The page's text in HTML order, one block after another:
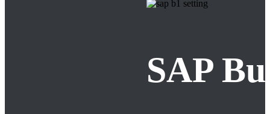
SAP